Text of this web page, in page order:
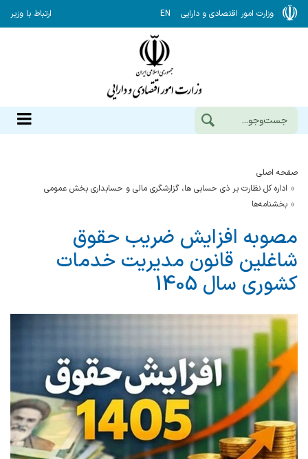
وزارت امور اقتصادی و دارایی EN ارتباط با وزیر
صفحه اصلی
اداره کل نظارت بر ذی حسابی ها، گزارشگری مالی و حسابداری بخش عمومی
بخشنامه‌ها
مصوبه افزایش ضریب حقوق
شاغلین قانون مدیریت خدمات
کشوری سال 1405